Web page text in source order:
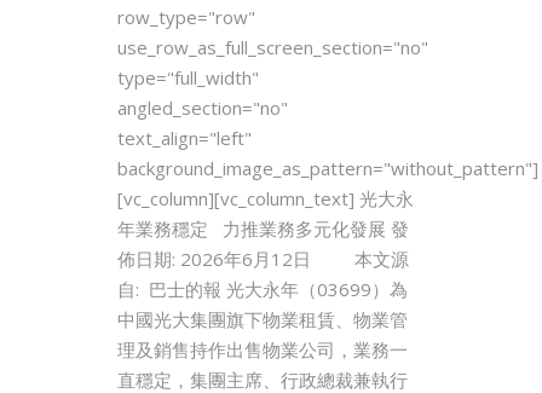
row_type="row"
use_row_as_full_screen_section="no"
type="full_width"
angled_section="no"
text_align="left"
background_image_as_pattern="without_pattern"]
[vc_column][vc_column_text] 光大永
年業務穩定 力推業務多元化發展 發
佈日期: 2026年6月12日 本文源
自: 巴士的報 光大永年（03699）為
中國光大集團旗下物業租賃、物業管
理及銷售持作出售物業公司，業務一
直穩定，集團主席、行政總裁兼執行